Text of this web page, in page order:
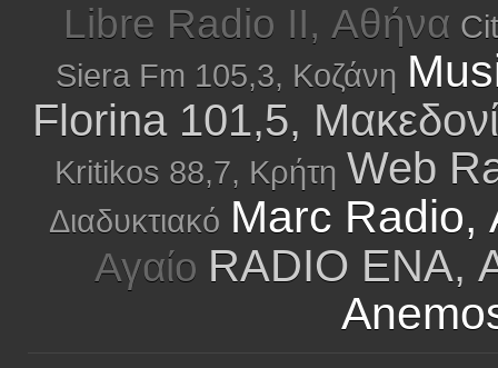
Libre Radio II, Αθήνα
Siera Fm 105,3, Κοζάνη
Florina 101,5,
Kritikos 88,7, Κρήτη Web
Διαδυκτιακό Marc Radio,
Αγαίο RADIO ENA,